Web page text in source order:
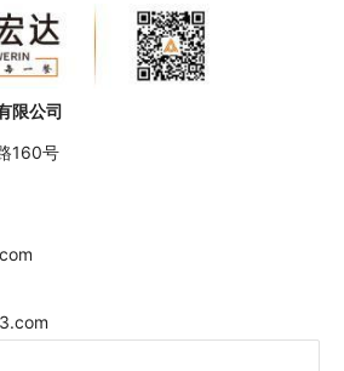
限公司
160号